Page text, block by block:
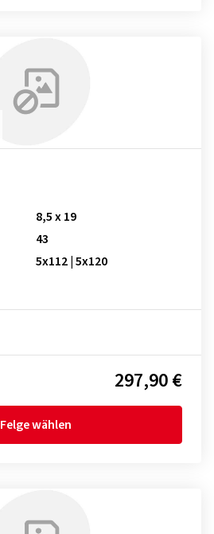
8,5 x 19
43
5x112 | 5x120
297,90 €
Felge wählen